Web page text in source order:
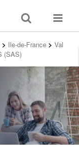
Toggle
search
Toggle
> Ile-de-France > Val
(SAS)